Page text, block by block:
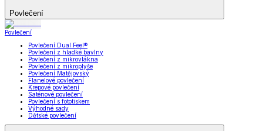
Povlečení
Povlečení
Povlečení Dual Feel®
Povlečení z hladké bavlny
Povlečení z mikrovlákna
Povlečení z mikroplyše
Povlečení Matějovský
Flanelové povlečení
Krepové povlečení
Saténové povlečení
Povlečení s fototiskem
Výhodné sady
Dětské povlečení